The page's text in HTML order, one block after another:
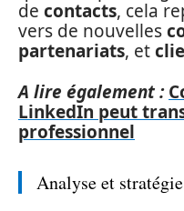
de contacts, cela
vers de nouvelles
partenariats, et
A lire également :
LinkedIn peut
professionnel
Analyse et stratégie